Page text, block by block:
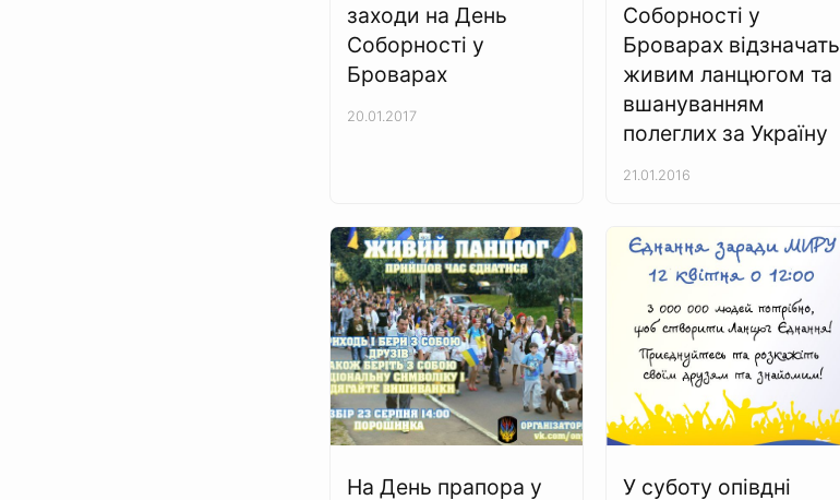
заходи на День
Соборності у
Броварах
20.01.2017
Соборності у
Броварах відзначать
живим ланцюгом та
вшануванням
полеглих за Україну
21.01.2016
На День прапора у У суботу опівдні